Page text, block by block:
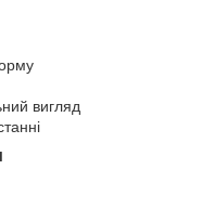
вигляд